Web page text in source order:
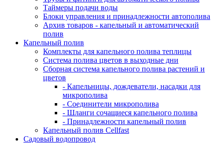
Таймеры подачи воды
Блоки управления и принадлежности автополива
Архив товаров - капельный и автоматический
полив
Капельный полив
Комплекты для капельного полива теплицы
Система полива цветов в выходные дни
Сборная система капельного полива растений и
цветов
- Капельницы, дождеватели, насадки для
микрополива
- Соединители микрополива
- Шланги сочащиеся капельного полива
- Принадлежности капельный полив
Капельный полив Cellfast
Садовый водопровод